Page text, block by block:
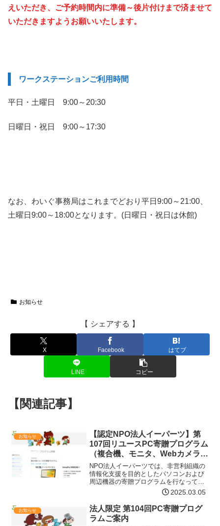
えいただき、ご予約時間内に準備～後片付けまで済ませて
いただきますようお願いいたします。
ワークステーションご利用時間
平日・土曜日 9:00～20:30
日曜日・祝日 9:00～17:30
なお、わいぐ事務局はこれまでどおり平日9:00～21:00、
土曜日9:00～18:00となります。(日曜日・祝日は休館)
お知らせ
【 シェアする 】
X Facebook はてブ
LINE コピー
【関連記事】
お知らせ
【認定NPO法人イーパーツ】第
107回リユースPC寄贈プログラム
（複合機、モニタ、Webカメラも
あります）ご案内
NPO法人イーパーツでは、非営利組織の
情報化支援を目的としたパソコンおよび
周辺機器の寄贈プログラムを行なってい
ます。本日は「第107回リユースPC寄贈
プログラム」のご案内です。リユース
PC、モニタに加え、未使用の新古品イン
クジェット複合機（…【詳細はコチラ】
2025.03.05
お知らせ
法人限定 第104回PC寄贈プログ
ラムご案内